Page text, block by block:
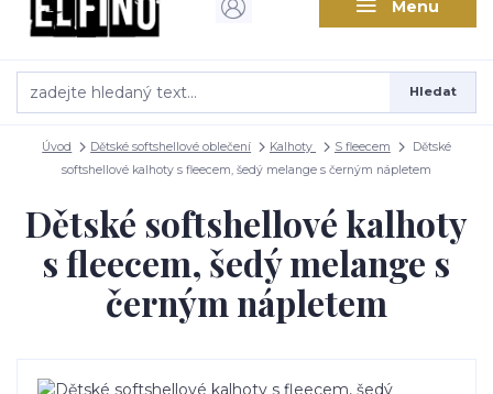
Menu
Hledat
Úvod Dětské softshellové oblečení Kalhoty S fleecem
Dětské
softshellové kalhoty s fleecem, šedý melange s černým nápletem
Dětské softshellové kalhoty
s fleecem, šedý melange s
černým nápletem